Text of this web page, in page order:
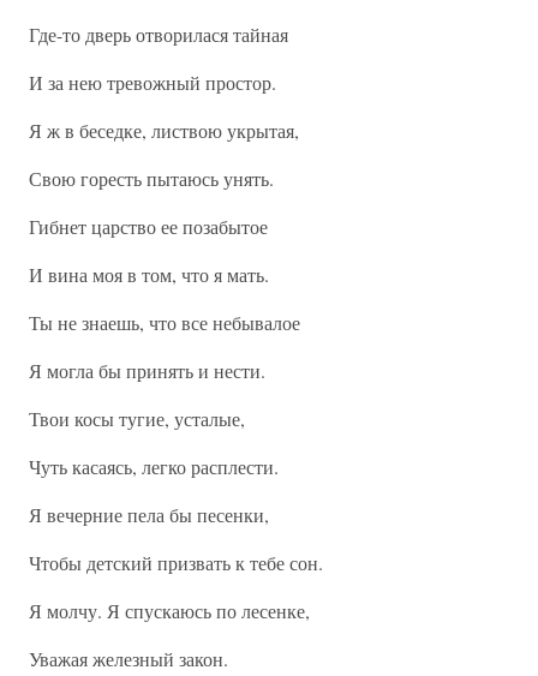
Где-то дверь отворилася тайная
И за нею тревожный простор.
Я ж в беседке, листвою укрытая,
Свою горесть пытаюсь унять.
Гибнет царство ее позабытое
И вина моя в том, что я мать.
Ты не знаешь, что все небывалое
Я могла бы принять и нести.
Твои косы тугие, усталые,
Чуть касаясь, легко расплести.
Я вечерние пела бы песенки,
Чтобы детский призвать к тебе сон.
Я молчу. Я спускаюсь по лесенке,
Уважая железный закон.